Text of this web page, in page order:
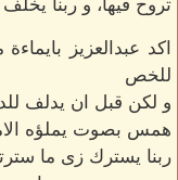
تروح فيها، و ربنا
اكد عبدالعزيز
للخص
و لكن قبل ان يدلف
همس بصوت يملؤه
ربنا يسترك زى ما